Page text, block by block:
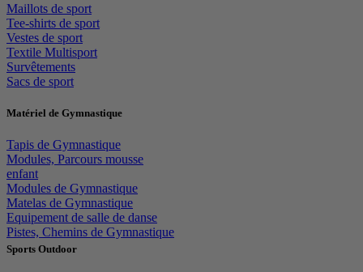
Maillots de sport
Tee-shirts de sport
Vestes de sport
Textile Multisport
Survêtements
Sacs de sport
Matériel de Gymnastique
Tapis de Gymnastique
Modules, Parcours mousse
enfant
Modules de Gymnastique
Matelas de Gymnastique
Equipement de salle de danse
Pistes, Chemins de Gymnastique
Sports Outdoor